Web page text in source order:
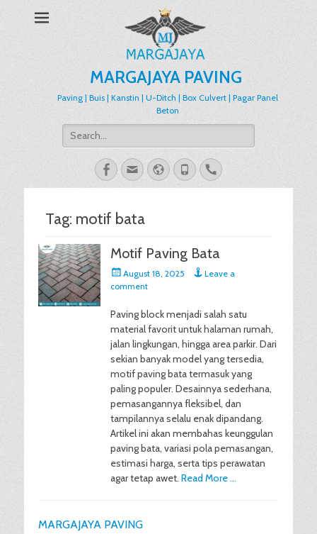
MARGAJAYA PAVING
Paving | Buis | Kanstin | U-Ditch | Box Culvert | Pagar Panel
Beton
Search
for:
Facebook
EmailWebsite
PhoneHandset
Tag: motif bata
Motif Paving Bata
Posted
on
August 18, 2025
Leave a
comment
Paving block menjadi salah satu
material favorit untuk halaman rumah,
jalan lingkungan, hingga area parkir. Dari
sekian banyak model yang tersedia,
motif paving bata termasuk yang
paling populer. Desainnya sederhana,
pemasangannya fleksibel, dan
tampilannya selalu enak dipandang.
Artikel ini akan membahas keunggulan
paving bata, variasi pola pemasangan,
estimasi harga, serta tips perawatan
agar tetap awet. Read More …
MARGAJAYA PAVING